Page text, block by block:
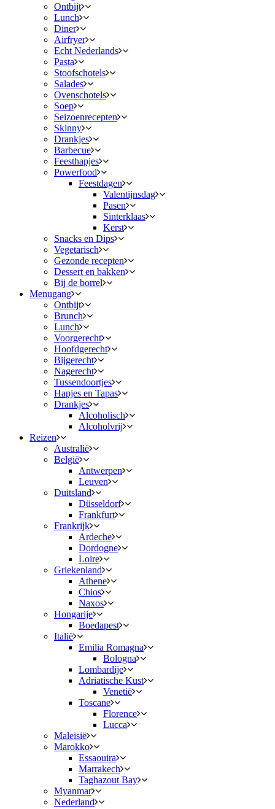
Ontbijt
Lunch
Diner
Airfryer
Echt Nederlands
Pasta
Stoofschotels
Salades
Ovenschotels
Soep
Seizoenrecepten
Skinny
Drankjes
Barbecue
Feesthapjes
Powerfood
Feestdagen
Valentijnsdag
Pasen
Sinterklaas
Kerst
Snacks en Dips
Vegetarisch
Gezonde recepten
Dessert en bakken
Bij de borrel
Menugang
Ontbijt
Brunch
Lunch
Voorgerecht
Hoofdgerecht
Bijgerecht
Nagerecht
Tussendoortjes
Hapjes en Tapas
Drankjes
Alcoholisch
Alcoholvrij
Reizen
Australië
België
Antwerpen
Leuven
Duitsland
Düsseldorf
Frankfurt
Frankrijk
Ardeche
Dordogne
Loire
Griekenland
Athene
Chios
Naxos
Hongarije
Boedapest
Italië
Emilia Romagna
Bologna
Lombardije
Adriatische Kust
Venetië
Toscane
Florence
Lucca
Maleisië
Marokko
Essaouira
Marrakech
Taghazout Bay
Myanmar
Nederland